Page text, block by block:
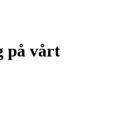
på vårt